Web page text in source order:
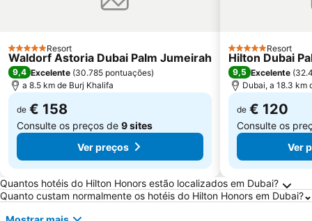
5 EstrelasResort
Waldorf Astoria Dubai Palm Jumeirah
9,4 Excelente (30.785 pontuações)
a 8.5 km de Burj Khalifa
de € 158
Consulte os preços de 9 sites
Ver preços
5 EstrelasResort
Hilton Dubai
9,5 Excelente (
Dubai, a 18.3 km
de € 120
Consulte os
Ver
Perguntas Frequentes sobre Dubai
Quantos hotéis do Hilton Honors estão localizados em Dubai?
Quanto custam normalmente os hotéis do Hilton Honors em Dubai?